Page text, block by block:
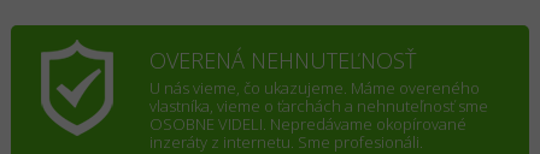
OVERENÁ NEHNUTEĽNOSŤ
U nás vieme, čo ukazujeme. Máme overeného
vlastníka, vieme o ťarchách a nehnuteľnosť sme
OSOBNE VIDELI. Nepredávame okopírované
inzeráty z internetu. Sme profesionáli.